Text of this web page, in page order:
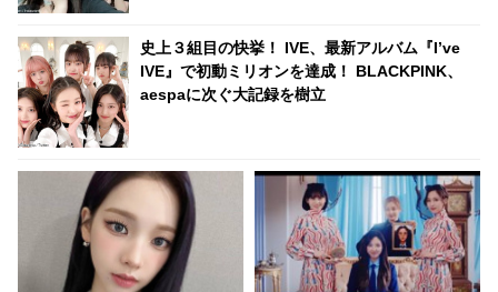
史上３組目の快挙！ IVE、最新アルバム『I’ve
IVE』で初動ミリオンを達成！ BLACKPINK、
aespaに次ぐ大記録を樹立